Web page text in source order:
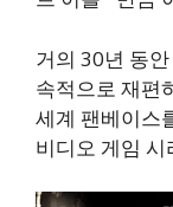
거의 30년 동
속적으로 재편
세계 팬베이스
비디오 게임